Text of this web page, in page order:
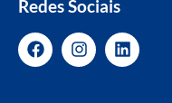
Redes Sociais